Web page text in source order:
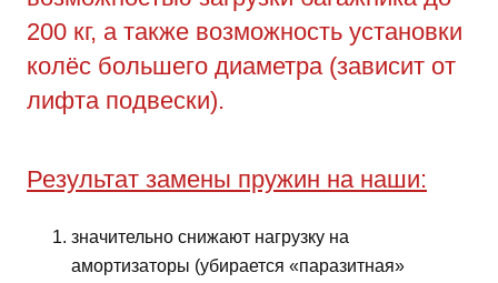
200 кг, а также возможность установки
колёс большего диаметра (зависит от
лифта подвески).
Результат замены пружин на наши:
значительно снижают нагрузку на
амортизаторы (убирается «паразитная»